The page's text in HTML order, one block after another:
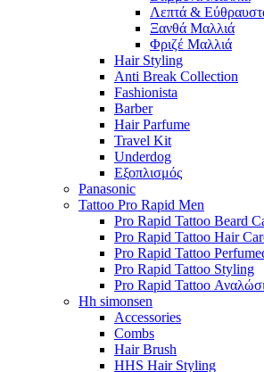
Λεπτά &
Ξανθά Μαλλιά
Φριζέ Μαλλιά
Hair Styling
Anti Break Collection
Fashionista
Barber
Hair Parfume
Travel Kit
Underdog
Εξοπλισμός
Panasonic
Tattoo Pro Rapid Men
Pro Rapid Tattoo Beard
Pro Rapid Tattoo Hair
Pro Rapid Tattoo
Pro Rapid Tattoo Styling
Pro Rapid Tattoo
Hh simonsen
Accessories
Combs
Hair Brush
HHS Hair Styling